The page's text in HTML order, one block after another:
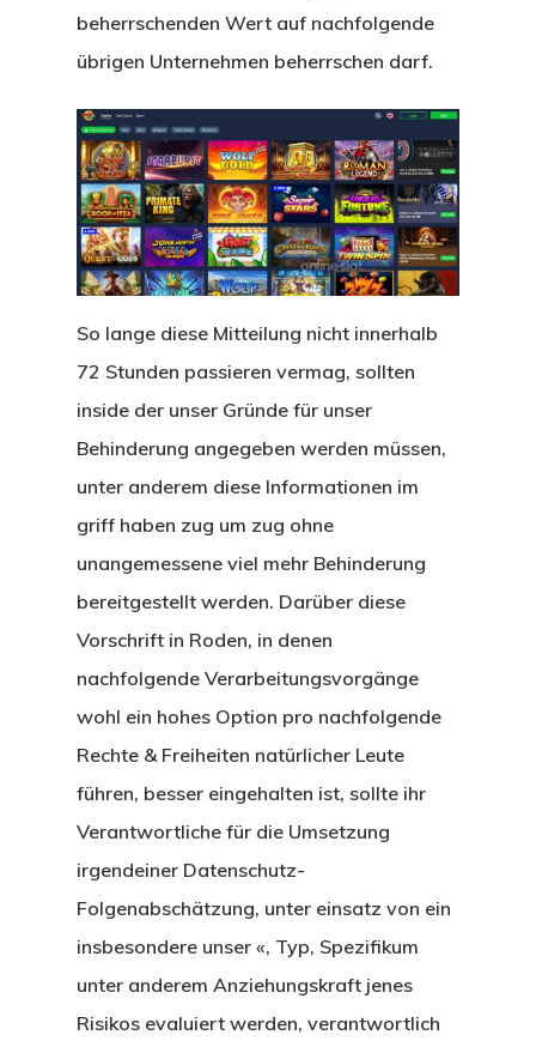
beherrschenden Wert auf nachfolgende
übrigen Unternehmen beherrschen darf.
So lange diese Mitteilung nicht innerhalb
72 Stunden passieren vermag, sollten
inside der unser Gründe für unser
Behinderung angegeben werden müssen,
unter anderem diese Informationen im
griff haben zug um zug ohne
unangemessene viel mehr Behinderung
bereitgestellt werden. Darüber diese
Vorschrift in Roden, in denen
nachfolgende Verarbeitungsvorgänge
wohl ein hohes Option pro nachfolgende
Rechte & Freiheiten natürlicher Leute
führen, besser eingehalten ist, sollte ihr
Verantwortliche für die Umsetzung
irgendeiner Datenschutz-
Folgenabschätzung, unter einsatz von ein
insbesondere unser «, Typ, Spezifikum
unter anderem Anziehungskraft jenes
Risikos evaluiert werden, verantwortlich